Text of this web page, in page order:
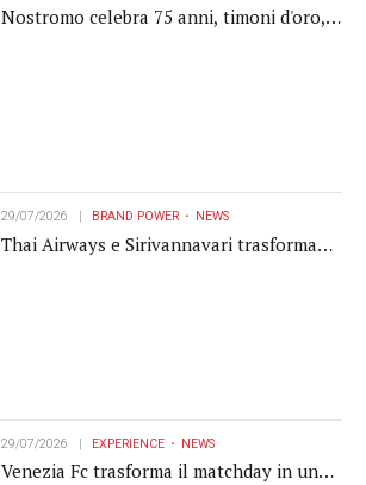
Nostromo celebra 75 anni, timoni d'oro,
29/07/2026 BRAND POWER NEWS
Thai Airways e Sirivannavari trasformano
29/07/2026 EXPERIENCE NEWS
Venezia Fc trasforma il matchday in una